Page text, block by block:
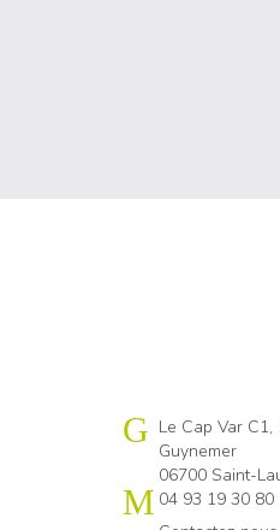
Cap emploi 06
Le Cap Var
Guynemer
06700 Saint-
04 93 19 30 80